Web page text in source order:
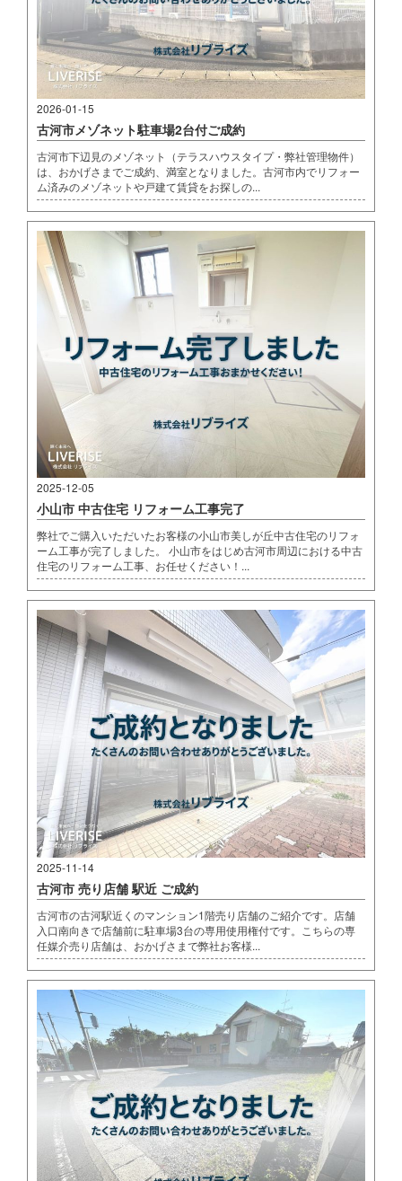
2026-01-15
古河市メゾネット駐車場2台付ご成約
古河市下辺見のメゾネット（テラスハウスタイプ・弊社管理物件）
は、おかげさまでご成約、満室となりました。古河市内でリフォー
ム済みのメゾネットや戸建て賃貸をお探しの...
2025-12-05
小山市 中古住宅 リフォーム工事完了
弊社でご購入いただいたお客様の小山市美しが丘中古住宅のリフォ
ーム工事が完了しました。 小山市をはじめ古河市周辺における中古
住宅のリフォーム工事、お任せください！...
2025-11-14
古河市 売り店舗 駅近 ご成約
古河市の古河駅近くのマンション1階売り店舗のご紹介です。店舗
入口南向きで店舗前に駐車場3台の専用使用権付です。こちらの専
任媒介売り店舗は、おかげさまで弊社お客様...